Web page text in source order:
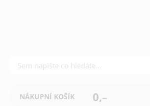
NÁKUPNÍ KOŠÍK 0,–